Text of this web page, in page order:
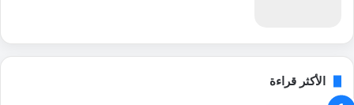
الأكثر قراءة